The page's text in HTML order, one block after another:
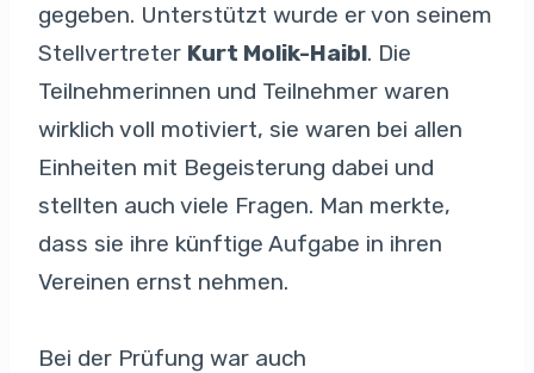
gegeben. Unterstützt wurde er von seinem
Stellvertreter Kurt Molik-Haibl. Die
Teilnehmerinnen und Teilnehmer waren
wirklich voll motiviert, sie waren bei allen
Einheiten mit Begeisterung dabei und
stellten auch viele Fragen. Man merkte,
dass sie ihre künftige Aufgabe in ihren
Vereinen ernst nehmen.
Bei der Prüfung war auch